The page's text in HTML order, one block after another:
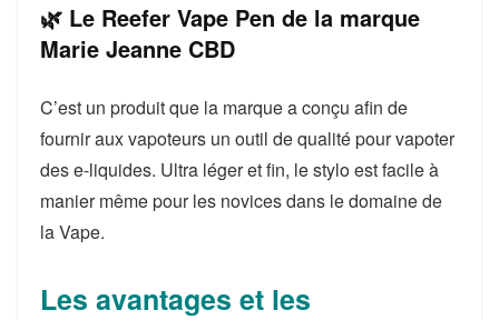
🌿 Le Reefer Vape Pen de la marque
Marie Jeanne CBD
C’est un produit que la marque a conçu afin de
fournir aux vapoteurs un outil de qualité pour vapoter
des e-liquides. Ultra léger et fin, le stylo est facile à
manier même pour les novices dans le domaine de
la Vape.
Les avantages et les